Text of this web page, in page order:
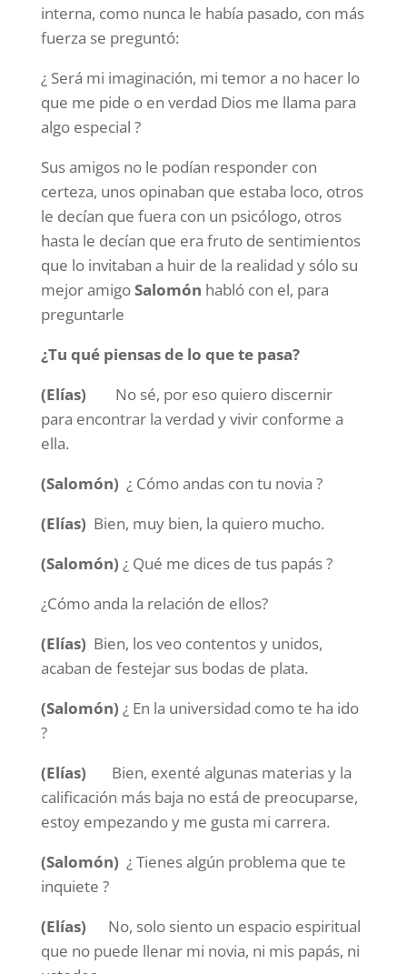
interna, como nunca le había pasado, con más
fuerza se preguntó:
¿ Será mi imaginación, mi temor a no hacer lo
que me pide o en verdad Dios me llama para
algo especial ?
Sus amigos no le podían responder con
certeza, unos opinaban que estaba loco, otros
le decían que fuera con un psicólogo, otros
hasta le decían que era fruto de sentimientos
que lo invitaban a huir de la realidad y sólo su
mejor amigoSalomón habló con el, para
preguntarle
¿Tu qué piensas de lo que te pasa?
(Elías)
No sé, por eso quiero discernir
para encontrar la verdad y vivir conforme a
ella.
(Salomón) ¿ Cómo andas con tu novia ?
(Elías) Bien, muy bien, la quiero mucho.
(Salomón) ¿ Qué me dices de tus papás ?
¿Cómo anda la relación de ellos?
(Elías) Bien, los veo contentos y unidos,
acaban de festejar sus bodas de plata.
(Salomón) ¿ En la universidad como te ha ido
?
(Elías) Bien, exenté algunas materias y la
calificación más baja no está de preocuparse,
estoy empezando y me gusta mi carrera.
(Salomón) ¿ Tienes algún problema que te
inquiete ?
(Elías) No, solo siento un espacio espiritual
que no puede llenar mi novia, ni mis papás, ni